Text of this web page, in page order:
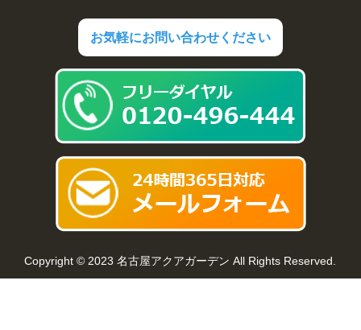
お気軽にお問い合わせください
Copyright © 2023 名古屋アクアガーデン All Rights Reserved.